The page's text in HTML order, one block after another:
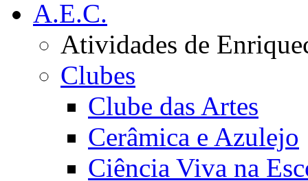
A.E.C.
Atividades de
Clubes
Clube das Artes
Cerâmica e Azulejo
Ciência Viva na